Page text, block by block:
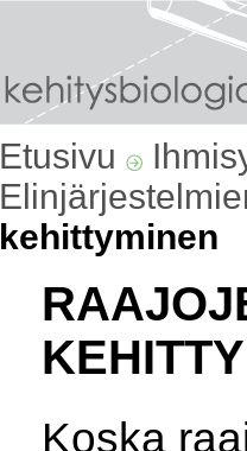
Etusivu
kehittyminen
Koska